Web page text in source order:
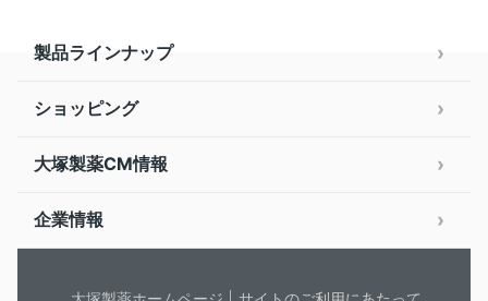
製品ラインナップ
ショッピング
大塚製薬CM情報
企業情報